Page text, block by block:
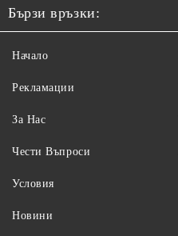
Бързи връзки:
Начало
Рекламации
За Нас
Чести Въпроси
Условия
Новини